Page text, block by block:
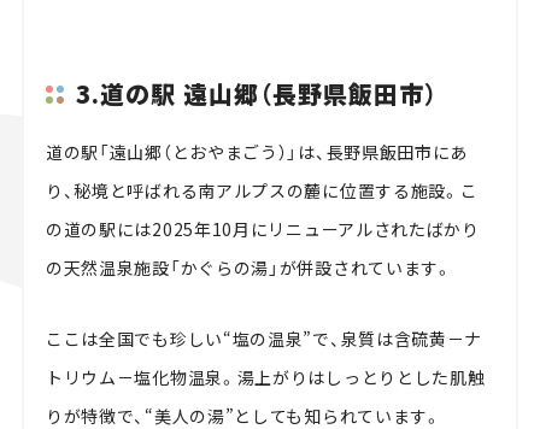
3.道の駅 遠山郷（長野県飯田市）
道の駅「遠山郷（とおやまごう）」は、長野県飯田市にあ
り、秘境と呼ばれる南アルプスの麓に位置する施設。こ
の道の駅には2025年10月にリニューアルされたばかり
の天然温泉施設「かぐらの湯」が併設されています。
ここは全国でも珍しい“塩の温泉”で、泉質は含硫黄－ナ
トリウム－塩化物温泉。湯上がりはしっとりとした肌触
りが特徴で、“美人の湯”としても知られています。